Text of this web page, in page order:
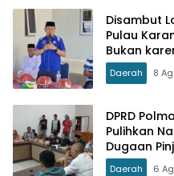
Disambut
Pulau
Bukan
Tanggung
Daerah 8
DPRD
Pulihkan
Dugaan
Daerah 6